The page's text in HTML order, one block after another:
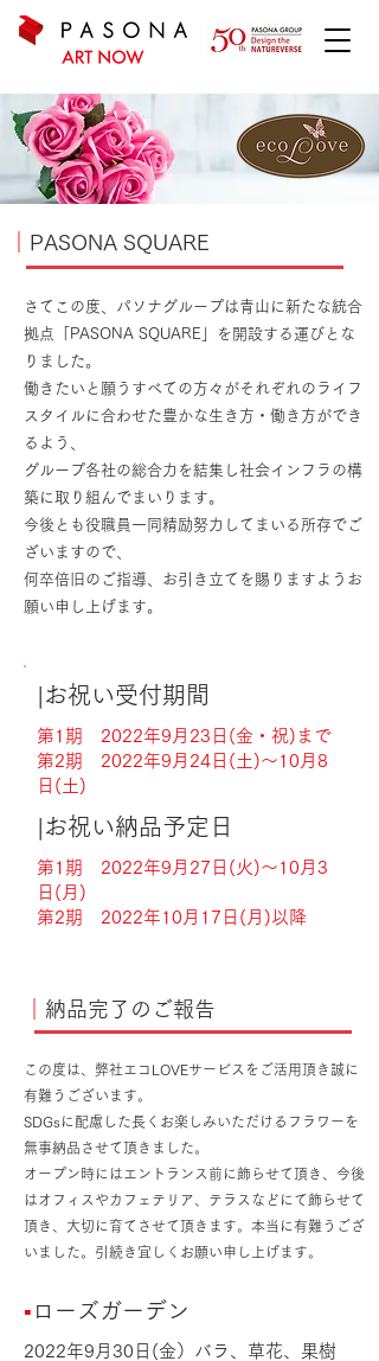
PASONA SQUARE
さてこの度、パソナグループは青山に新たな統合
拠点「PASONA SQUARE」を開設する運びとな
りました。
働きたいと願うすべての方々がそれぞれのライフ
スタイルに合わせた豊かな生き方・働き方ができ
るよう、
グループ各社の総合力を結集し社会インフラの構
築に取り組んでまいります。
今後とも役職員一同精励努力してまいる所存でご
ざいますので、
何卒倍旧のご指導、お引き立てを賜りますようお
願い申し上げます。
|お祝い受付期間
第1期 2022年9月23日(金・祝)まで
第2期 2022年9月24日(土)〜10月8
日(土)
|お祝い納品予定日
第1期 2022年9月27日(火)〜10月3
日(月)
第2期 2022年10月17日(月)以降
納品完了のご報告
この度は、弊社エコLOVEサービスをご活用頂き誠に
有難うございます。​
SDGsに配慮した長くお楽しみいただけるフラワーを
無事納品させて頂きました。​
オープン時にはエントランス前に飾らせて頂き、今後
はオフィスやカフェテリア、テラスなどにて飾らせて
頂き、大切に育てさせて頂きます。本当に有難うござ
いました。引続き宜しくお願い申し上げます。
▪️ ローズガーデン
2022年9月30日(金）バラ、草花、果樹